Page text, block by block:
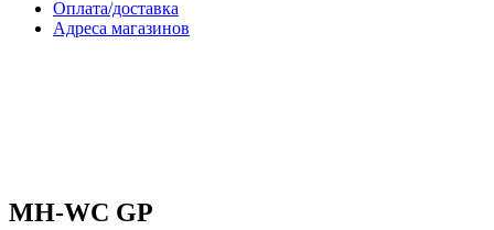
Оплата/доставка
Адреса магазинов
MH-WC GP